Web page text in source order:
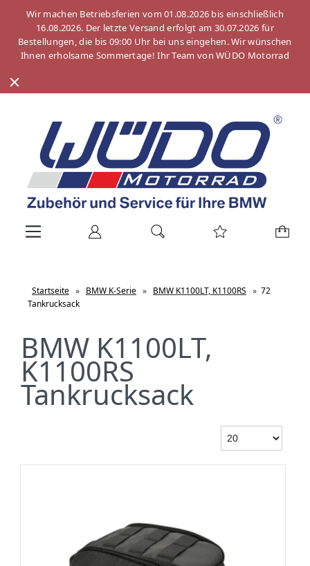
Wir machen Betriebsferien vom 01.08.2026 bis einschließlich
16.08.2026. Der letzte Versand erfolgt am 30.07.2026 für
Bestellungen, die bis 09:00 Uhr bei uns eingehen. Wir wünschen
Ihnen erholsame Sommertage! Ihr Team von WÜDO Motorrad
Startseite » BMW K-Serie » BMW K1100LT, K1100RS » 72
Tankrucksack
BMW K1100LT,
K1100RS
Tankrucksack